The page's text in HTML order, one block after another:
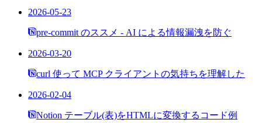
2026-05-23
pre-commit のススメ - AI による情報漏洩を防ぐ
2026-03-20
curl 使って MCP クライアントの気持ちを理解した
2026-02-04
Notion テーブル(表)をHTMLに変換するコード例